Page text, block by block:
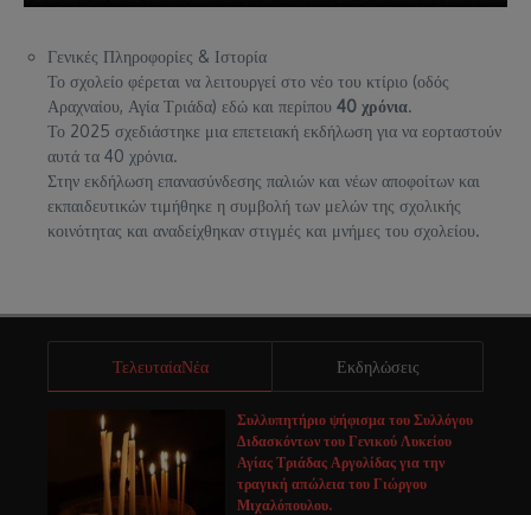
Γενικές Πληροφορίες & Ιστορία
Το σχολείο φέρεται να λειτουργεί στο νέο του κτίριο (οδός
Αραχναίου, Αγία Τριάδα) εδώ και περίπου 40 χρόνια.
Το 2025 σχεδιάστηκε μια επετειακή εκδήλωση για να εορταστούν
αυτά τα 40 χρόνια.
Στην εκδήλωση επανασύνδεσης παλιών και νέων αποφοίτων και
εκπαιδευτικών τιμήθηκε η συμβολή των μελών της σχολικής
κοινότητας και αναδείχθηκαν στιγμές και μνήμες του σχολείου.
ΤελευταίαΝέα Εκδηλώσεις
Συλλυπητήριο ψήφισμα του Συλλόγου
Διδασκόντων του Γενικού Λυκείου
Αγίας Τριάδας Αργολίδας για την
τραγική απώλεια του Γιώργου
Μιχαλόπουλου.